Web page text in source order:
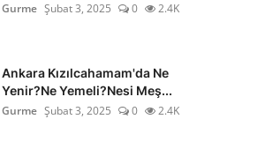
Gurme Şubat 3, 2025 0 2.4K
Ankara Kızılcahamam'da Ne
Yenir?Ne Yemeli?Nesi Meş...
Gurme Şubat 3, 2025 0 2.4K